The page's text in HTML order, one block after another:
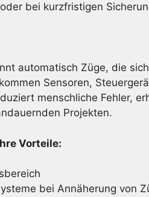
oder bei kurzfristigen
automatisch Züge, die
Sensoren,
menschliche Fehler,
Projekten.
Vorteile:
bei Annäherung von